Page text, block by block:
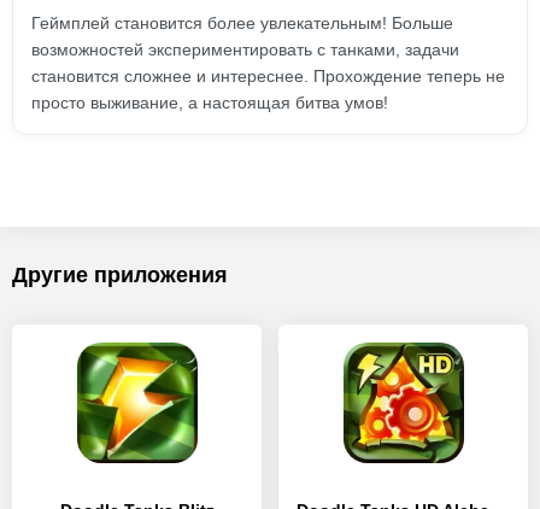
Геймплей становится более увлекательным! Больше
возможностей экспериментировать с танками, задачи
становится сложнее и интереснее. Прохождение теперь не
просто выживание, а настоящая битва умов!
Другие приложения